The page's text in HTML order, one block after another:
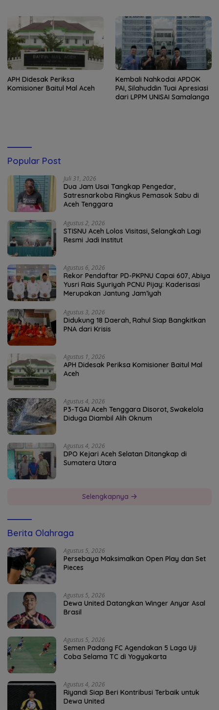
APH Didesak Periksa
Komisioner Baitul Mal Aceh
Kembali Nahkodai APDOK
PAI, Silahuddin Tuai Apresiasi
dari LPPM UNISAI Samalanga
Popular Post
Juli 31, 2026
Dua Jam Usai Tangkap Pengedar,
Satresnarkoba Ringkus Pemasok Sabu di
Aceh Tenggara
Agustus 2, 2026
STISNU Aceh Lolos Visitasi, Selangkah Lagi
Resmi Jadi Institut
Agustus 6, 2026
Rekor Pendaftar PD-PKPNU Capai 607, Abiya
Yusri Rais Syuriyah PCNU Pijay: Kaderisasi
Merupakan Jantung Jam’iyah
Agustus 3, 2026
Didukung 18 Daerah, Rahul Siap Bangkitkan
PNA dari Krisis
Agustus 1, 2026
APH Didesak Periksa Komisioner Baitul Mal
Aceh
Agustus 4, 2026
P3-TGAI Aceh Tenggara Disorot, Swakelola
Diduga Diambil Alih Oknum
Agustus 4, 2026
DPO Kejari Aceh Selatan Ditangkap di
Sumatera Utara
Selengkapnya
Berita Olahraga
Agustus 5, 2026
Persebaya Maksimalkan Open Play dan Set
Pieces
Agustus 5, 2026
Dewa United Datangkan Winger Anyar Asal
Brasil
Agustus 5, 2026
Semen Padang FC Agendakan 5 Laga Uji
Coba Selama TC di Yogyakarta
Agustus 4, 2026
Riyandi Siap Beri Kontribusi Terbaik untuk
Dewa United